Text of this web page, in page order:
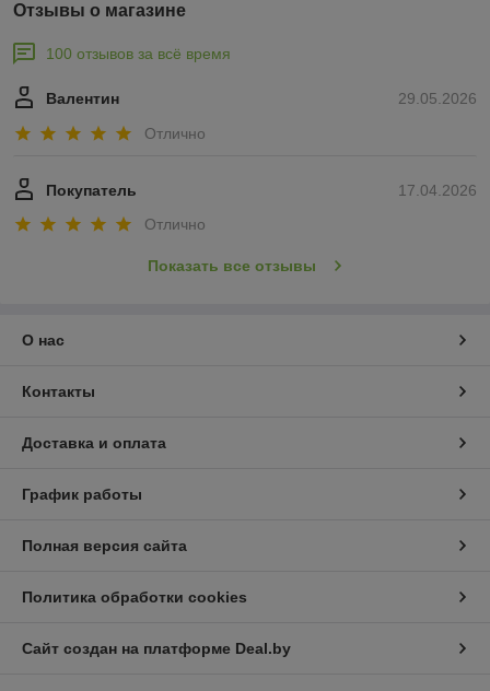
Отзывы о магазине
100 отзывов за всё время
29.05.2026
Валентин
Отлично
17.04.2026
Покупатель
Отлично
Показать все отзывы
О нас
Контакты
Доставка и оплата
График работы
Полная версия сайта
Политика обработки cookies
Сайт создан на платформе Deal.by